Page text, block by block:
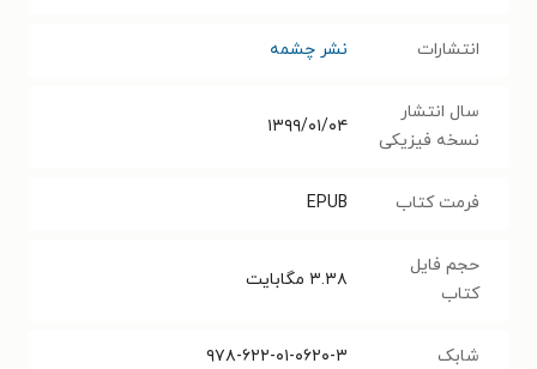
انتشارات نشر چشمه
سال انتشار
نسخه فیزیکی
۱۳۹۹/۰۱/۰۴
فرمت کتاب EPUB
حجم فایل
کتاب
۳.۳۸ مگابایت
شابک ۹۷۸-۶۲۲-۰۱-۰۶۲۰-۳